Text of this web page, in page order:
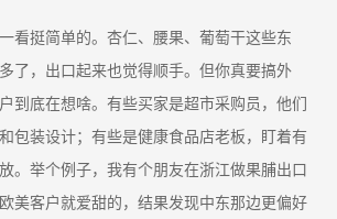
看挺简单的。杏仁、腰果、葡萄干这些东
了，出口起来也觉得顺手。但你真要搞外
到底在想啥。有些买家是超市采购员，他们
包装设计；有些是健康食品店老板，盯着有
。举个例子，我有个朋友在浙江做果脯出口
美客户就爱甜的，结果发现中东那边更偏好